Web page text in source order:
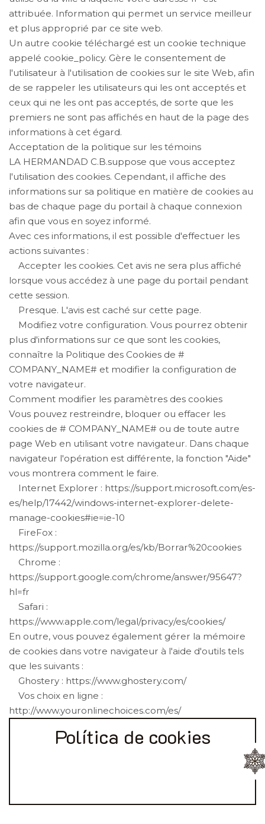
attribuée. Information qui permet un service meilleur
et plus approprié par ce site web.
Un autre cookie téléchargé est un cookie technique
appelé cookie_policy. Gère le consentement de
l'utilisateur à l'utilisation de cookies sur le site Web, afin
de se rappeler les utilisateurs qui les ont acceptés et
ceux qui ne les ont pas acceptés, de sorte que les
premiers ne sont pas affichés en haut de la page des
informations à cet égard.
Acceptation de la politique sur les témoins
LA HERMANDAD C.B.suppose que vous acceptez
l'utilisation des cookies. Cependant, il affiche des
informations sur sa politique en matière de cookies au
bas de chaque page du portail à chaque connexion
afin que vous en soyez informé.
Avec ces informations, il est possible d'effectuer les
actions suivantes :
Accepter les cookies. Cet avis ne sera plus affiché
lorsque vous accédez à une page du portail pendant
cette session.
Presque. L'avis est caché sur cette page.
Modifiez votre configuration. Vous pourrez obtenir
plus d'informations sur ce que sont les cookies,
connaître la Politique des Cookies de #
COMPANY_NAME# et modifier la configuration de
votre navigateur.
Comment modifier les paramètres des cookies
Vous pouvez restreindre, bloquer ou effacer les
cookies de # COMPANY_NAME# ou de toute autre
page Web en utilisant votre navigateur. Dans chaque
navigateur l'opération est différente, la fonction "Aide"
vous montrera comment le faire.
Internet Explorer : https://support.microsoft.com/es-
es/help/17442/windows-internet-explorer-delete-
manage-cookies#ie=ie-10
FireFox :
https://support.mozilla.org/es/kb/Borrar%20cookies
Chrome :
https://support.google.com/chrome/answer/95647?
hl=fr
Safari :
https://www.apple.com/legal/privacy/es/cookies/
En outre, vous pouvez également gérer la mémoire
de cookies dans votre navigateur à l'aide d'outils tels
que les suivants :
Ghostery : https://www.ghostery.com/
Vos choix en ligne :
http://www.youronlinechoices.com/es/
Política de cookies